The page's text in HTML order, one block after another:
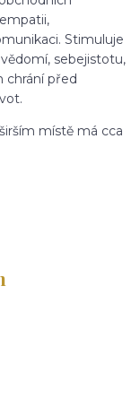
Stimuluje
sebejistotu,
chrání před
místě má cca